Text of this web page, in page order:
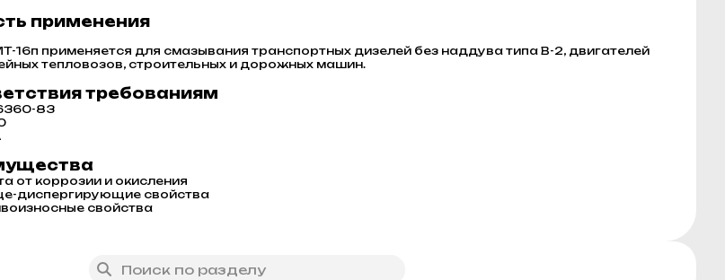
применения
16п применяется для смазывания транспортных дизелей без наддува типа B-2, двигателей
тепловозов, строительных и дорожных машин.
требованиям
83
от коррозии и окисления
диспергирующие свойства
свойства